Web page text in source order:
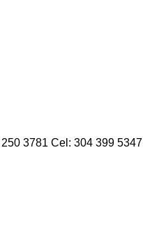
3781 Cel: 304 399 5347